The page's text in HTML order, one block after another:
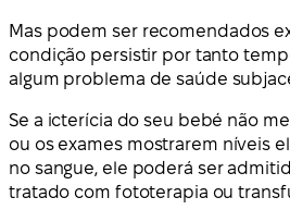
Mas podem ser recomendados
condição persistir por tanto
algum problema de saúde
Se a icterícia do seu bebé não
ou os exames mostrarem níveis
no sangue, ele poderá ser
tratado com fototerapia ou